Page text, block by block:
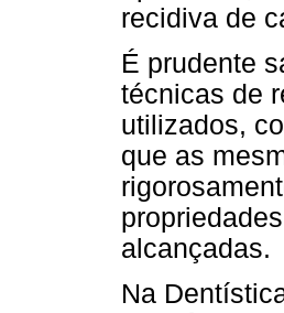
recidiva de
É prudente
técnicas de
utilizados,
que as
alcançadas.
Na